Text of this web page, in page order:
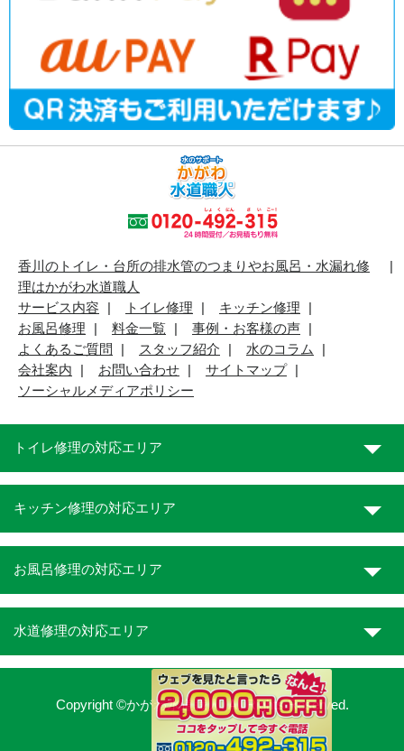
香川のトイレ・台所の排水管のつまりやお風呂・水漏れ修
理はかがわ水道職人
サービス内容
トイレ修理
キッチン修理
お風呂修理
料金一覧
事例・お客様の声
よくあるご質問
スタッフ紹介
水のコラム
会社案内
お問い合わせ
サイトマップ
ソーシャルメディアポリシー
トイレ修理の対応エリア
キッチン修理の対応エリア
お風呂修理の対応エリア
水道修理の対応エリア
Copyright ©かがわ水道職人. All Rights Reserved.